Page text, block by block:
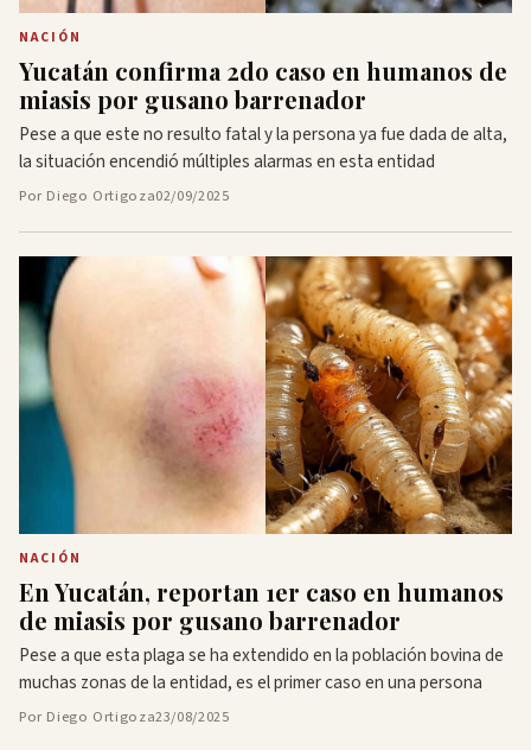
NACIÓN
Yucatán confirma 2do caso en humanos de
miasis por gusano barrenador
Pese a que este no resulto fatal y la persona ya fue dada de alta,
la situación encendió múltiples alarmas en esta entidad
Por Diego Ortigoza02/09/2025
NACIÓN
En Yucatán, reportan 1er caso en humanos
de miasis por gusano barrenador
Pese a que esta plaga se ha extendido en la población bovina de
muchas zonas de la entidad, es el primer caso en una persona
Por Diego Ortigoza23/08/2025